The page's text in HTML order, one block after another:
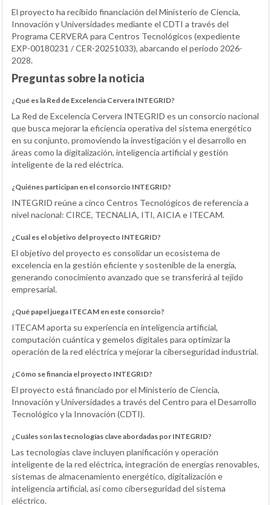
El proyecto ha recibido financiación del Ministerio de Ciencia,
Innovación y Universidades mediante el CDTI a través del
Programa CERVERA para Centros Tecnológicos (expediente
EXP-00180231 / CER-20251033), abarcando el periodo 2026-
2028.
Preguntas sobre la noticia
¿Qué es la Red de Excelencia Cervera INTEGRID?
La Red de Excelencia Cervera INTEGRID es un consorcio nacional
que busca mejorar la eficiencia operativa del sistema energético
en su conjunto, promoviendo la investigación y el desarrollo en
áreas como la digitalización, inteligencia artificial y gestión
inteligente de la red eléctrica.
¿Quiénes participan en el consorcio INTEGRID?
INTEGRID reúne a cinco Centros Tecnológicos de referencia a
nivel nacional: CIRCE, TECNALIA, ITI, AICIA e ITECAM.
¿Cuál es el objetivo del proyecto INTEGRID?
El objetivo del proyecto es consolidar un ecosistema de
excelencia en la gestión eficiente y sostenible de la energía,
generando conocimiento avanzado que se transferirá al tejido
empresarial.
¿Qué papel juega ITECAM en este consorcio?
ITECAM aporta su experiencia en inteligencia artificial,
computación cuántica y gemelos digitales para optimizar la
operación de la red eléctrica y mejorar la ciberseguridad industrial.
¿Cómo se financia el proyecto INTEGRID?
El proyecto está financiado por el Ministerio de Ciencia,
Innovación y Universidades a través del Centro para el Desarrollo
Tecnológico y la Innovación (CDTI).
¿Cuáles son las tecnologías clave abordadas por INTEGRID?
Las tecnologías clave incluyen planificación y operación
inteligente de la red eléctrica, integración de energías renovables,
sistemas de almacenamiento energético, digitalización e
inteligencia artificial, así como ciberseguridad del sistema
eléctrico.